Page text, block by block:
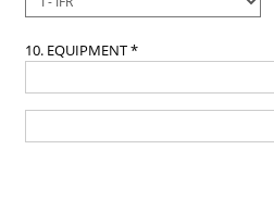
10. EQUIPMENT *